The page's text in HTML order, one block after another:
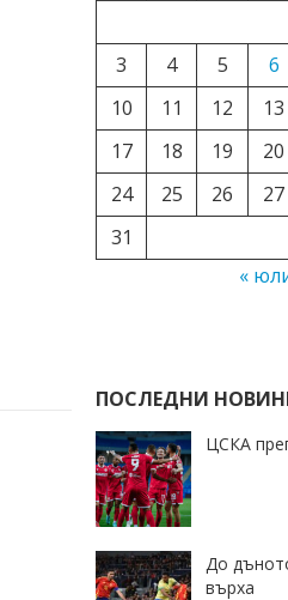
3
4 5 6
10
11 12 13
17
18 19 20
24
25 26 27
31
«
ПОСЛЕДНИ
ЦСКА
До
върха